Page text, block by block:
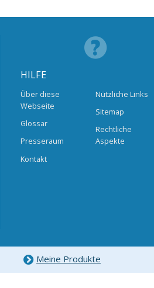
HILFE
Über diese
Webseite
Glossar
Presseraum
Kontakt
Nützliche Links
Sitemap
Rechtliche
Aspekte
Meine Produkte